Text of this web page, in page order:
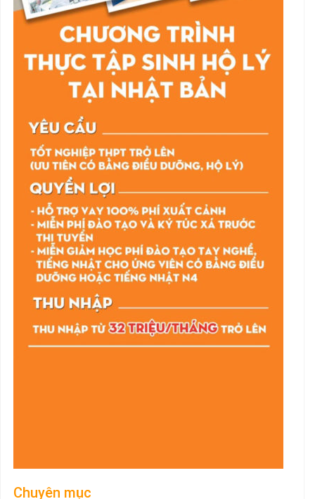
Chuyên mục